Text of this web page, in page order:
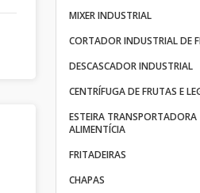
MIXER INDUSTRIAL
CORTADOR INDUSTRIAL DE
DESCASCADOR INDUSTRIAL
CENTRÍFUGA DE FRUTAS E
ESTEIRA TRANSPORTADORA
ALIMENTÍCIA
FRITADEIRAS
CHAPAS